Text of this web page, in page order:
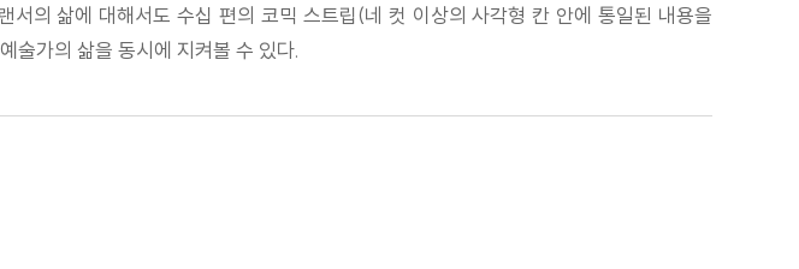
의 삶에 대해서도 수십 편의 코믹 스트립(네 컷 이상의 사각형 칸 안에 통일된 내용을
술가의 삶을 동시에 지켜볼 수 있다.